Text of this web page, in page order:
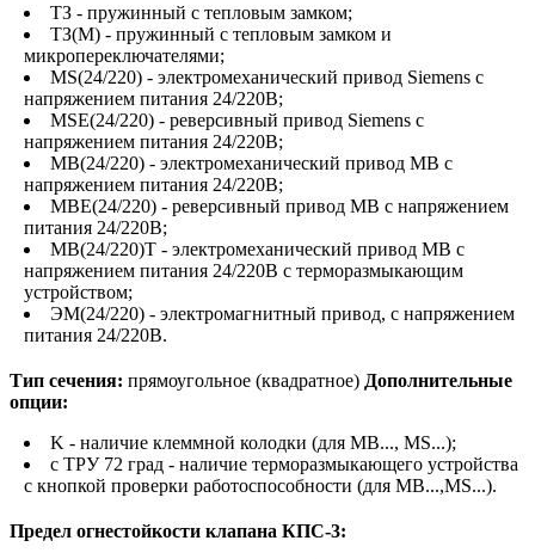
ТЗ - пружинный с тепловым замком;
ТЗ(М) - пружинный с тепловым замком и
микропереключателями;
МS(24/220) - электромеханический привод Siemens с
напряжением питания 24/220В;
МSЕ(24/220) - реверсивный привод Siemens с
напряжением питания 24/220В;
МВ(24/220) - электромеханический привод МB с
напряжением питания 24/220В;
МВЕ(24/220) - реверсивный привод МB с напряжением
питания 24/220В;
МВ(24/220)Т - электромеханический привод МB с
напряжением питания 24/220В с терморазмыкающим
устройством;
ЭМ(24/220) - электромагнитный привод, с напряжением
питания 24/220В.
Тип сечения: прямоугольное (квадратное) Дополнительные
опции:
K - наличие клеммной колодки (для MB..., MS...);
с ТРУ 72 град - наличие терморазмыкающего устройства
с кнопкой проверки работоспособности (для MB...,MS...).
Предел огнестойкости клапана КПС-3: